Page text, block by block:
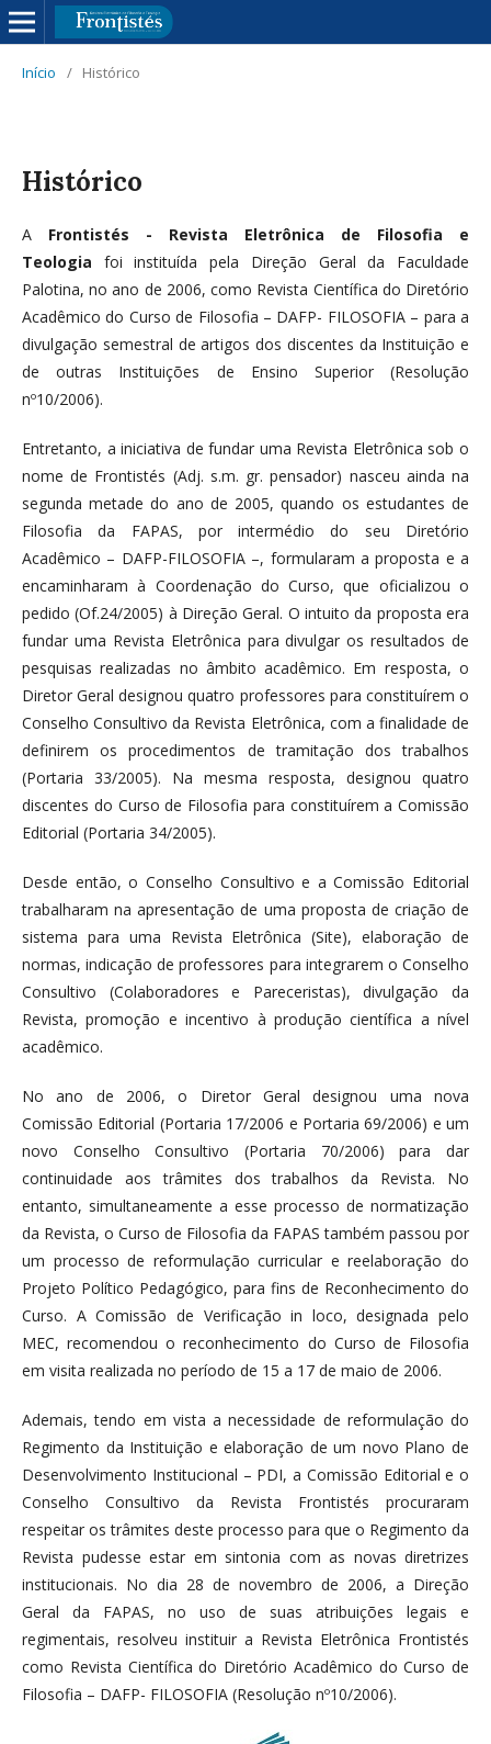
Início / Histórico
Histórico
A Frontistés - Revista Eletrônica de Filosofia e
Teologia foi instituída pela Direção Geral da Faculdade
Palotina, no ano de 2006, como Revista Científica do Diretório
Acadêmico do Curso de Filosofia – DAFP- FILOSOFIA – para a
divulgação semestral de artigos dos discentes da Instituição e
de outras Instituições de Ensino Superior (Resolução
nº10/2006).
Entretanto, a iniciativa de fundar uma Revista Eletrônica sob o
nome de Frontistés (Adj. s.m. gr. pensador) nasceu ainda na
segunda metade do ano de 2005, quando os estudantes de
Filosofia da FAPAS, por intermédio do seu Diretório
Acadêmico – DAFP-FILOSOFIA –, formularam a proposta e a
encaminharam à Coordenação do Curso, que oficializou o
pedido (Of.24/2005) à Direção Geral. O intuito da proposta era
fundar uma Revista Eletrônica para divulgar os resultados de
pesquisas realizadas no âmbito acadêmico. Em resposta, o
Diretor Geral designou quatro professores para constituírem o
Conselho Consultivo da Revista Eletrônica, com a finalidade de
definirem os procedimentos de tramitação dos trabalhos
(Portaria 33/2005). Na mesma resposta, designou quatro
discentes do Curso de Filosofia para constituírem a Comissão
Editorial (Portaria 34/2005).
Desde então, o Conselho Consultivo e a Comissão Editorial
trabalharam na apresentação de uma proposta de criação de
sistema para uma Revista Eletrônica (Site), elaboração de
normas, indicação de professores para integrarem o Conselho
Consultivo (Colaboradores e Pareceristas), divulgação da
Revista, promoção e incentivo à produção científica a nível
acadêmico.
No ano de 2006, o Diretor Geral designou uma nova
Comissão Editorial (Portaria 17/2006 e Portaria 69/2006) e um
novo Conselho Consultivo (Portaria 70/2006) para dar
continuidade aos trâmites dos trabalhos da Revista. No
entanto, simultaneamente a esse processo de normatização
da Revista, o Curso de Filosofia da FAPAS também passou por
um processo de reformulação curricular e reelaboração do
Projeto Político Pedagógico, para fins de Reconhecimento do
Curso. A Comissão de Verificação in loco, designada pelo
MEC, recomendou o reconhecimento do Curso de Filosofia
em visita realizada no período de 15 a 17 de maio de 2006.
Ademais, tendo em vista a necessidade de reformulação do
Regimento da Instituição e elaboração de um novo Plano de
Desenvolvimento Institucional – PDI, a Comissão Editorial e o
Conselho Consultivo da Revista Frontistés procuraram
respeitar os trâmites deste processo para que o Regimento da
Revista pudesse estar em sintonia com as novas diretrizes
institucionais. No dia 28 de novembro de 2006, a Direção
Geral da FAPAS, no uso de suas atribuições legais e
regimentais, resolveu instituir a Revista Eletrônica Frontistés
como Revista Científica do Diretório Acadêmico do Curso de
Filosofia – DAFP- FILOSOFIA (Resolução nº10/2006).